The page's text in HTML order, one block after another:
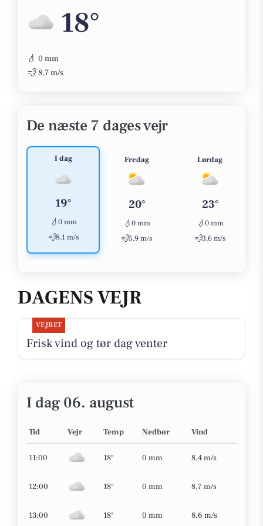
18°
💧 0 mm
💨 8,7 m/s
De næste 7 dages vejr
I dag
19°
💧0 mm
💨8,1 m/s
Fredag
20°
💧0 mm
💨5,9 m/s
Lørdag
23°
💧0 mm
💨3,6 m/s
DAGENS VEJR
VEJRET
Frisk vind og tør dag venter
I dag 06. august
Tid Vejr Temp Nedbør Vind
11:00 18° 0 mm 8,4 m/s
12:00 18° 0 mm 8,7 m/s
13:00 18° 0 mm 8,6 m/s